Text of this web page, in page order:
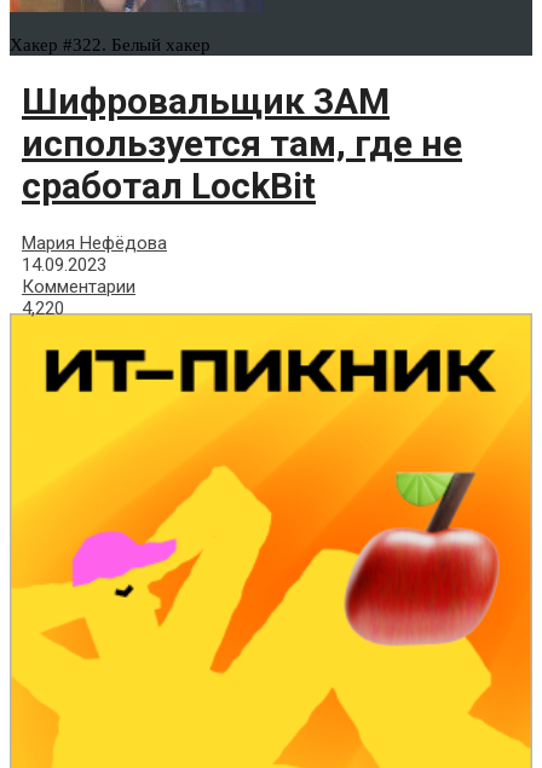
Хакер #322. Белый хакер
Шифровальщик 3AM
используется там, где не
сработал LockBit
Мария Нефёдова
14.09.2023
Комментарии
4,220